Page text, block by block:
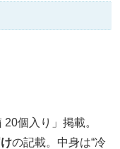
個入り」掲載。
の記載。中身は“冷